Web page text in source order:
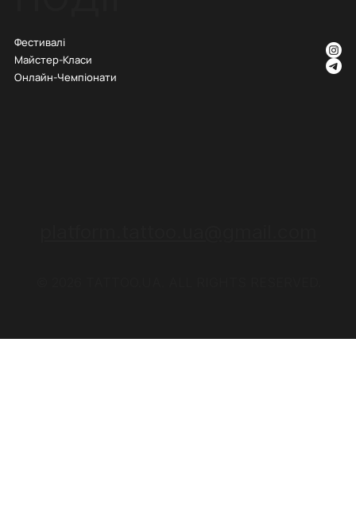
Фестивалі
Майстер-Класи
Онлайн-Чемпіонати